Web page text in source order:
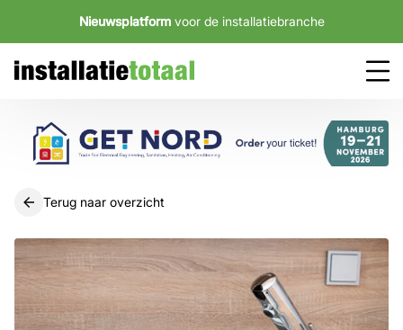
Nieuwsplatform voor de installatiebranche
Terug naar overzicht